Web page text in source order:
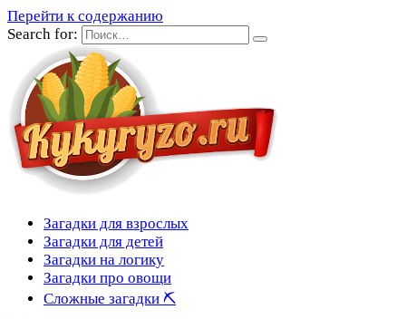
Перейти к содержанию
Search for:
Загадки для взрослых
Загадки для детей
Загадки на логику
Загадки про овощи
Сложные загадки ⛏